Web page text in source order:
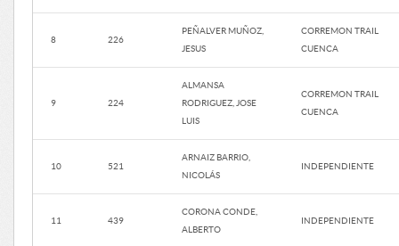
8 226
PEÑALVER MUÑOZ,
JESUS
CORREMON TRAIL
CUENCA
9 224
ALMANSA
RODRIGUEZ, JOSE
LUIS
CORREMON TRAIL
CUENCA
10 521
ARNAIZ BARRIO,
NICOLÁS
INDEPENDIENTE
11 439
CORONA CONDE,
ALBERTO
INDEPENDIENTE